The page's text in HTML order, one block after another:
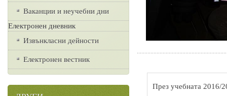
През учебната 2016/
Ваканции и неучебни дни
Електронен дневник
Извънкласни дейности
Електронен вестник